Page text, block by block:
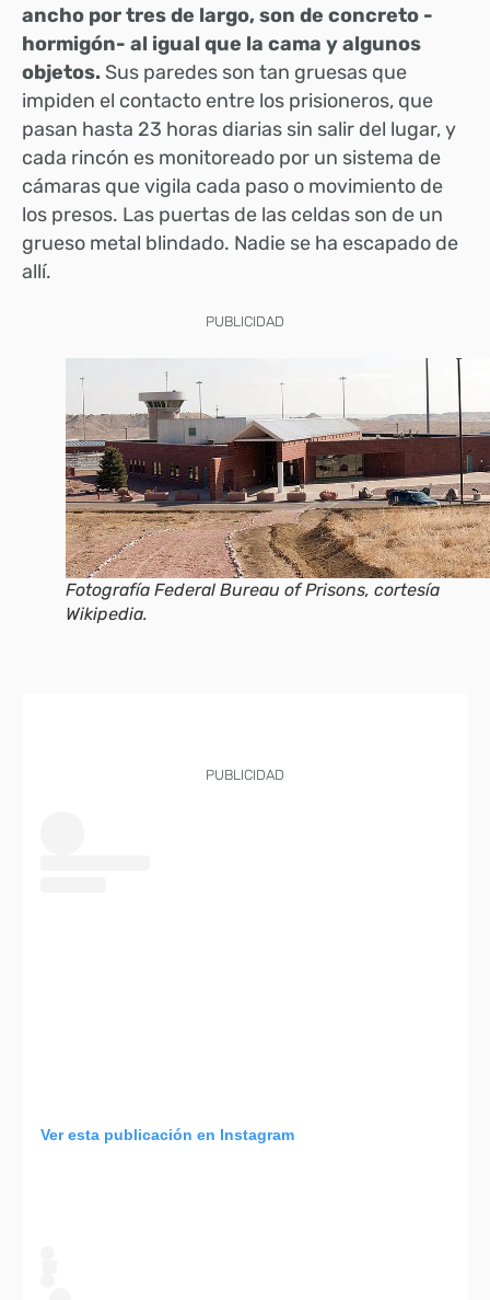
ancho por tres de largo, son de concreto -
hormigón- al igual que la cama y algunos
objetos. Sus paredes son tan gruesas que
impiden el contacto entre los prisioneros, que
pasan hasta 23 horas diarias sin salir del lugar, y
cada rincón es monitoreado por un sistema de
cámaras que vigila cada paso o movimiento de
los presos. Las puertas de las celdas son de un
grueso metal blindado. Nadie se ha escapado de
allí.
PUBLICIDAD
Fotografía Federal Bureau of Prisons, cortesía
Wikipedia.
PUBLICIDAD
Ver esta publicación en Instagram